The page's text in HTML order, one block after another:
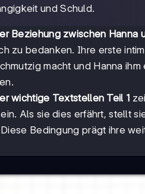
und Schuld.
Beziehung zwischen Hanna
zu bedanken. Ihre erste
macht und Hanna
wichtige Textstellen Teil 1
Als sie dies erfährt, stellt
Bedingung prägt ihre